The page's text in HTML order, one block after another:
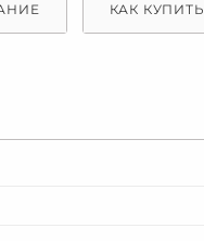
КАК КУПИТЬ